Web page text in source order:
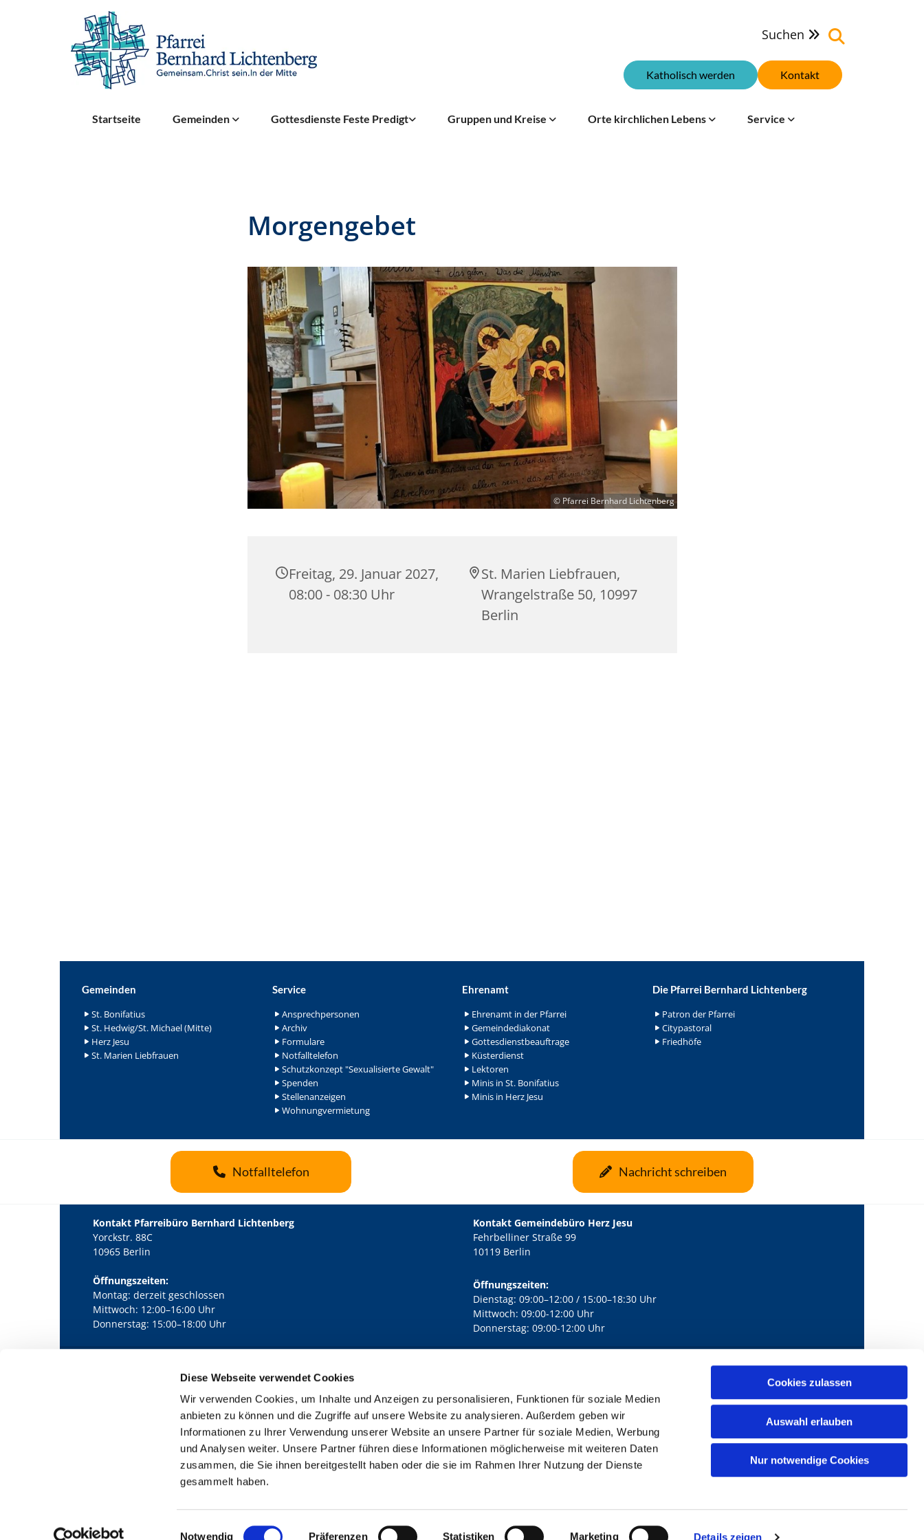
Diese Webseite verwendet Cookies
Wir verwenden Cookies, um Inhalte und Anzeigen zu personalisieren, Funktionen für soziale Medien
anbieten zu können und die Zugriffe auf unsere Website zu analysieren. Außerdem geben wir
Informationen zu Ihrer Verwendung unserer Website an unsere Partner für soziale Medien, Werbung
und Analysen weiter. Unsere Partner führen diese Informationen möglicherweise mit weiteren Daten
zusammen, die Sie ihnen bereitgestellt haben oder die sie im Rahmen Ihrer Nutzung der Dienste
gesammelt haben.
Notwendig Präferenzen Statistiken Marketing Details zeigen
Cookies zulassen
Auswahl erlauben
Nur notwendige Cookies
Suchen 
Kontakt
Katholisch werden
Startseite Gemeinden Gottesdienste Feste Predigt Gruppen und Kreise Orte kirchlichen Lebens Service
Morgengebet
© Pfarrei Bernhard Lichtenberg
Freitag, 29. Januar 2027,
08:00 - 08:30 Uhr
St. Marien Liebfrauen,
Wrangelstraße 50, 10997
Berlin
Gemeinden
St. Bonifatius
St. Hedwig/St. Michael (Mitte)
Herz Jesu
St. Marien Liebfrauen
Service
Ansprechpersonen
Archiv
Formulare
Notfalltelefon
Schutzkonzept "Sexualisierte Gewalt"
Spenden
Stellenanzeigen
Wohnungvermietung
Ehrenamt
Ehrenamt in der Pfarrei
Gemeindediakonat
Gottesdienstbeauftrage
Küsterdienst
Lektoren
Minis in St. Bonifatius
Minis in Herz Jesu
Die Pfarrei Bernhard Lichtenberg
Patron der Pfarrei
Citypastoral
Friedhöfe
Notfalltelefon Nachricht schreiben
Kontakt Pfarreibüro Bernhard Lichtenberg
Yorckstr. 88C
10965 Berlin
Öffnungszeiten:
Montag: derzeit geschlossen
Mittwoch: 12:00–16:00 Uhr
Donnerstag: 15:00–18:00 Uhr
Kontakt Gemeindebüro Herz Jesu
Fehrbelliner Straße 99
10119 Berlin
Öffnungszeiten:
Dienstag: 09:00–12:00 / 15:00–18:30 Uhr
Mittwoch: 09:00-12:00 Uhr
Donnerstag: 09:00-12:00 Uhr
Kath. Kirchengemeinde Pfarrei Bernhard Lichtenberg Berlin-Mitte · Yorckstr. 88C, 10965 Berlin mail@bernhard-lichtenberg.berlin
Kontaktinformationen Impressum